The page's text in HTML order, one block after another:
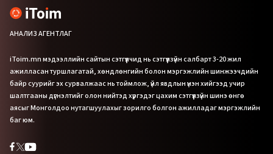
АНАЛИЗ АГЕНТЛАГ
iToim.mn мэдээллийн сайтын сэтгүүлчид нь сэтгүүлзүйн салбарт 3-20 жил
ажилласан туршлагатай, хөндлөнгийн болон мэргэжлийн шинжээчдийн
байр суурийг эх сурвалжаас нь тоймлож, үйл явдлын үнэн хийгээд учир
шалтгааны дүгнэлтийг олон нийтэд хүргэдэг цахим сэтгүүлзүйн шинэ өнгө
аясыг Монголдоо нутагшуулахыг зорилго болгон ажилладаг мэргэжлийн
баг юм.